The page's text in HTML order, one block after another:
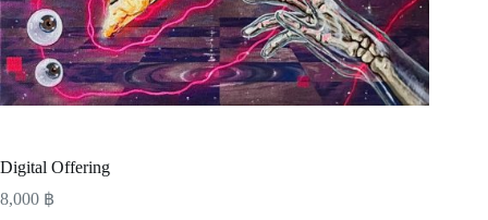
Digital Offering
8,000 ฿